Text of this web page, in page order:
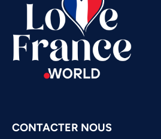
CONTACTER NOUS